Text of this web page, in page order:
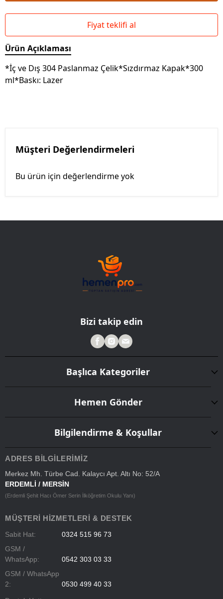
Fiyat teklifi al
Ürün Açıklaması
*İç ve Dış 304 Paslanmaz Çelik*Sızdırmaz Kapak*300
ml*Baskı: Lazer
Müşteri Değerlendirmeleri
Bu ürün için değerlendirme yok
Bizi takip edin
Başlıca Kategoriler
Hemen Gönder
Bilgilendirme & Koşullar
ADRES BILGILERIMIZ
Merkez Mh. Türbe Cad. Kalaycı Apt. Altı No: 52/A
ERDEMLİ / MERSİN
(Erdemli Şehit Hacı Ömer Serin İlköğretim Okulu Yanı)
MÜŞTERI HIZMETLERI & DESTEK
Sabit Hat:
0324 515 96 73
GSM /
WhatsApp:
0542 303 03 33
GSM / WhatsApp
2:
0530 499 40 33